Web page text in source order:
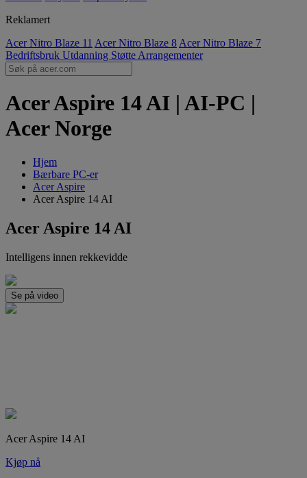
Reklamert
Acer Nitro Blaze 11 Acer Nitro Blaze 8 Acer Nitro Blaze 7
Bedriftsbruk Utdanning Støtte Arrangementer
Acer Aspire 14 AI | AI-PC |
Acer Norge
Hjem
Bærbare PC-er
Acer Aspire
Acer Aspire 14 AI
Acer Aspire 14 AI
Intelligens innen rekkevidde
Se på video
Acer Aspire 14 AI
Kjøp nå